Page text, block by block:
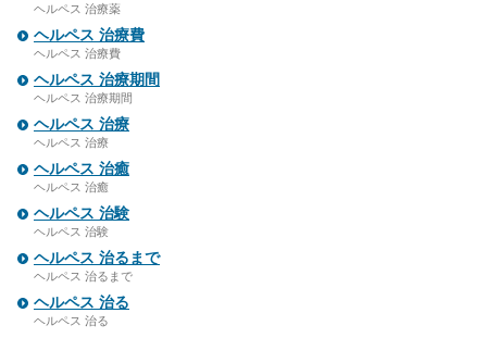
ヘルペス 治療薬
ヘルペス 治療費
ヘルペス 治療費
ヘルペス 治療期間
ヘルペス 治療期間
ヘルペス 治療
ヘルペス 治療
ヘルペス 治癒
ヘルペス 治癒
ヘルペス 治験
ヘルペス 治験
ヘルペス 治るまで
ヘルペス 治るまで
ヘルペス 治る
ヘルペス 治る